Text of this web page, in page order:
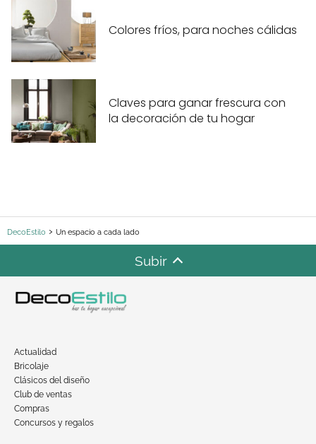
Colores fríos, para noches cálidas
Claves para ganar frescura con
la decoración de tu hogar
DecoEstilo Un espacio a cada lado
Subir
Actualidad
Bricolaje
Clásicos del diseño
Club de ventas
Compras
Concursos y regalos